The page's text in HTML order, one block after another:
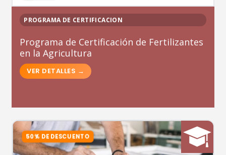
PROGRAMA DE CERTIFICACION
Programa de Certificación de Fertilizantes
en la Agricultura